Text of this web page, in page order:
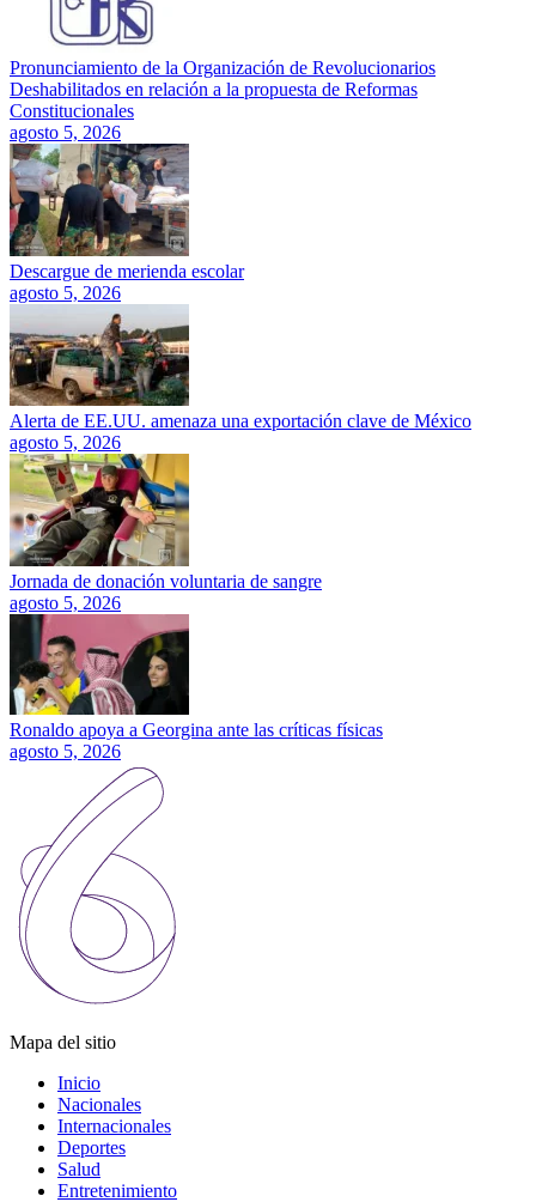
Pronunciamiento de la Organización de Revolucionarios
Deshabilitados en relación a la propuesta de Reformas
Constitucionales
agosto 5, 2026
Descargue de merienda escolar
agosto 5, 2026
Alerta de EE.UU. amenaza una exportación clave de México
agosto 5, 2026
Jornada de donación voluntaria de sangre
agosto 5, 2026
Ronaldo apoya a Georgina ante las críticas físicas
agosto 5, 2026
Mapa del sitio
Inicio
Nacionales
Internacionales
Deportes
Salud
Entretenimiento